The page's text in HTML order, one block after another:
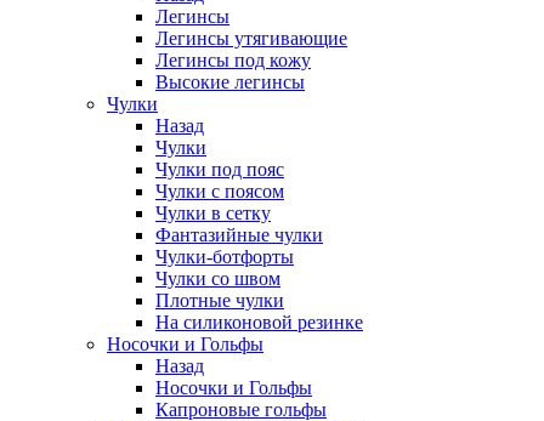
Легинсы
Легинсы утягивающие
Легинсы под кожу
Высокие легинсы
Чулки
Назад
Чулки
Чулки под пояс
Чулки с поясом
Чулки в сетку
Фантазийные чулки
Чулки-ботфорты
Чулки со швом
Плотные чулки
На силиконовой резинке
Носочки и Гольфы
Назад
Носочки и Гольфы
Капроновые гольфы